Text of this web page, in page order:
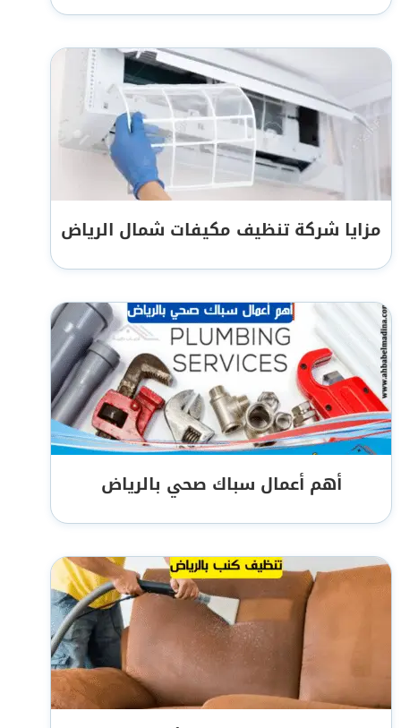
مزايا شركة تنظيف مكيفات شمال الرياض
أهم أعمال سباك صحي بالرياض